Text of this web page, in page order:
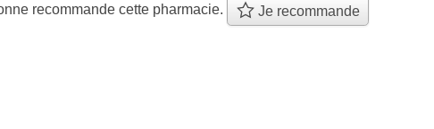
recommande cette pharmacie. Je recommande